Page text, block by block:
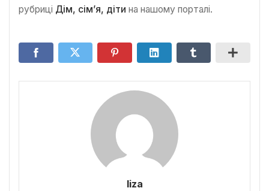
рубриці Дім, сім’я, діти на нашому порталі.
liza